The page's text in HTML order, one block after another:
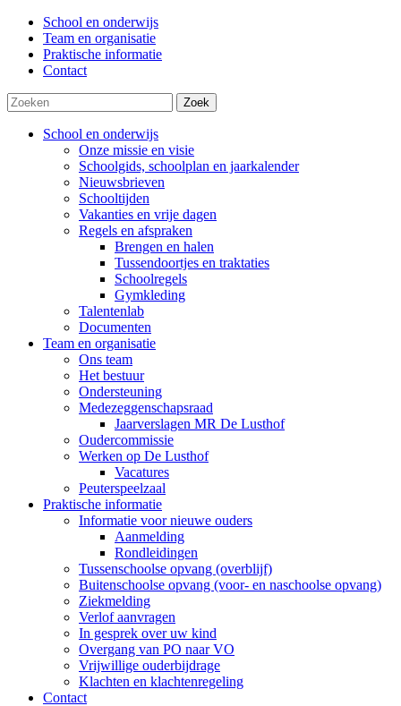
School en onderwijs
Team en organisatie
Praktische informatie
Contact
Zoek
School en onderwijs
Onze missie en visie
Schoolgids, schoolplan en jaarkalender
Nieuwsbrieven
Schooltijden
Vakanties en vrije dagen
Regels en afspraken
Brengen en halen
Tussendoortjes en traktaties
Schoolregels
Gymkleding
Talentenlab
Documenten
Team en organisatie
Ons team
Het bestuur
Ondersteuning
Medezeggenschapsraad
Jaarverslagen MR De Lusthof
Oudercommissie
Werken op De Lusthof
Vacatures
Peuterspeelzaal
Praktische informatie
Informatie voor nieuwe ouders
Aanmelding
Rondleidingen
Tussenschoolse opvang (overblijf)
Buitenschoolse opvang (voor- en naschoolse opvang)
Ziekmelding
Verlof aanvragen
In gesprek over uw kind
Overgang van PO naar VO
Vrijwillige ouderbijdrage
Klachten en klachtenregeling
Contact